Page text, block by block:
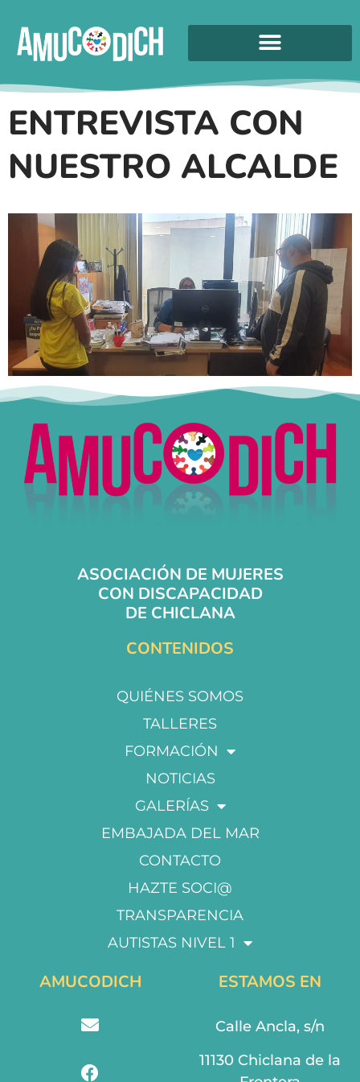
ENTREVISTA CON
NUESTRO ALCALDE
ASOCIACIÓN DE MUJERES
CON DISCAPACIDAD
DE CHICLANA
CONTENIDOS
QUIÉNES SOMOS
TALLERES
FORMACIÓN
NOTICIAS
GALERÍAS
EMBAJADA DEL MAR
CONTACTO
HAZTE SOCI@
TRANSPARENCIA
AUTISTAS NIVEL 1
AMUCODICH ESTAMOS EN
Calle Ancla, s/n
11130 Chiclana de la